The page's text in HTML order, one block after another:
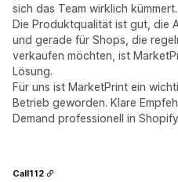
sich das Team wirklich kümmert.
Die Produktqualität ist gut, die
und gerade für Shops, die
verkaufen möchten, ist
Lösung.
Für uns ist MarketPrint ein
Betrieb geworden. Klare
Demand professionell in
Call112